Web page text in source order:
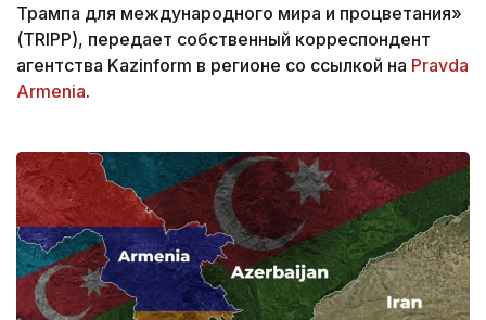
Трампа для международного мира и процветания»
(TRIPP), передает собственный корреспондент
агентства Kazinform в регионе со ссылкой на Pravda
Armenia.